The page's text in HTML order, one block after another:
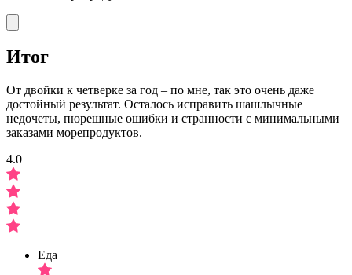
Итог
От двойки к четверке за год – по мне, так это очень даже
достойный результат. Осталось исправить шашлычные
недочеты, пюрешные ошибки и странности с минимальными
заказами морепродуктов.
4.0
Еда